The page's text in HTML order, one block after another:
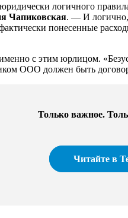
логичного
Чапиковская. — И логично,
понесенные
с этим юрлицом.
ООО должен быть
Только важное.
Читайте в